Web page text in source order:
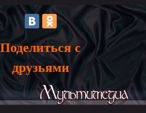
Поделиться с
друзьями